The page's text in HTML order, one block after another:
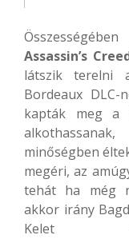
Assassin’s
látszik terelni
Bordeaux
kapták meg a
minőségben
megéri, az
tehát ha még
akkor irány
Kelet